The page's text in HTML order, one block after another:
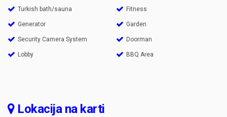
Turkish bath/sauna Fitness
Generator Garden
Security Camera System Doorman
Lobby BBQ Area
Lokacija na karti